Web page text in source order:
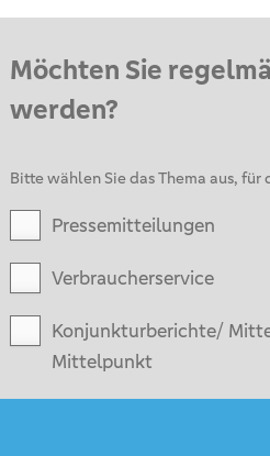
Möchten Sie
werden?
Bitte wählen Sie das Thema aus, für
Pressemitteilungen
Verbraucherservice
Konjunkturberichte/
Mittelpunkt